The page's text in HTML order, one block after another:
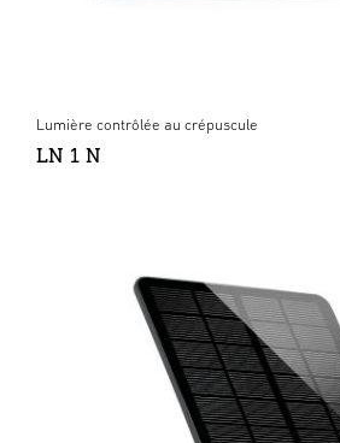
Lumière contrôlée au crépuscule
LN 1 N